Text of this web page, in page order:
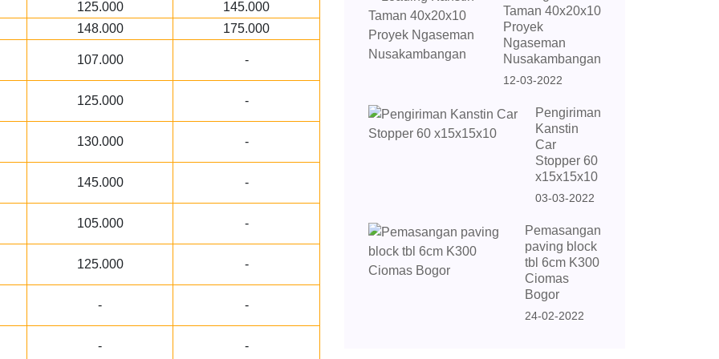
125.000
145.000
148.000
175.000
107.000 -
125.000 -
130.000 -
145.000 -
105.000 -
125.000 -
- -
- -
Taman 40x20x10
Proyek
Ngaseman
Nusakambangan
12-03-2022
Pengiriman
Kanstin
Car
Stopper 60
x15x15x10
03-03-2022
Pemasangan
paving block
tbl 6cm K300
Ciomas
Bogor
24-02-2022